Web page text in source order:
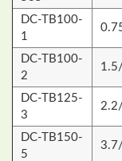
DC-TB100-
1
DC-TB100-
2
DC-TB125-
3
DC-TB150-
5